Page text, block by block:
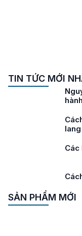
TIN TỨC MỚI
lang
Các
SẢN PHẨM MỚI